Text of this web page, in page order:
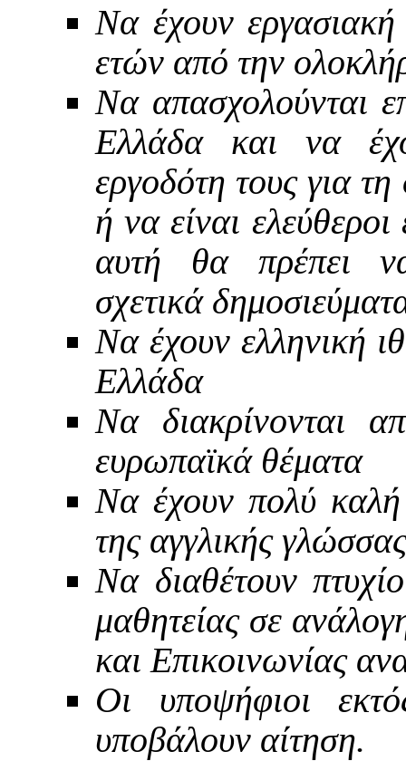
Να έχουν εργασιακή
ετών από την
Να απασχολούνται
Ελλάδα και να
εργοδότη τους για
ή να είναι
αυτή θα πρέπει
σχετικά
Να έχουν ελληνική
Ελλάδα
Να διακρίνονται
ευρωπαϊκά θέματα
Να έχουν πολύ
της αγγλικής γλώσσας
Να διαθέτουν
μαθητείας σε
και Επικοινωνίας
Οι υποψήφιοι
υποβάλουν αίτηση.